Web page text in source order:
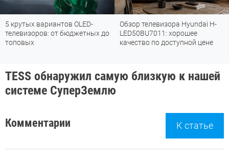
OLED-
до
Обзор телевизора Hyundai H-
LED50BU7011: хорошее
качество по доступной цене
Обзор
пылесоса
убирается так,
TESS обнаружил самую близкую к нашей
системе СуперЗемлю
Комментарии К статье